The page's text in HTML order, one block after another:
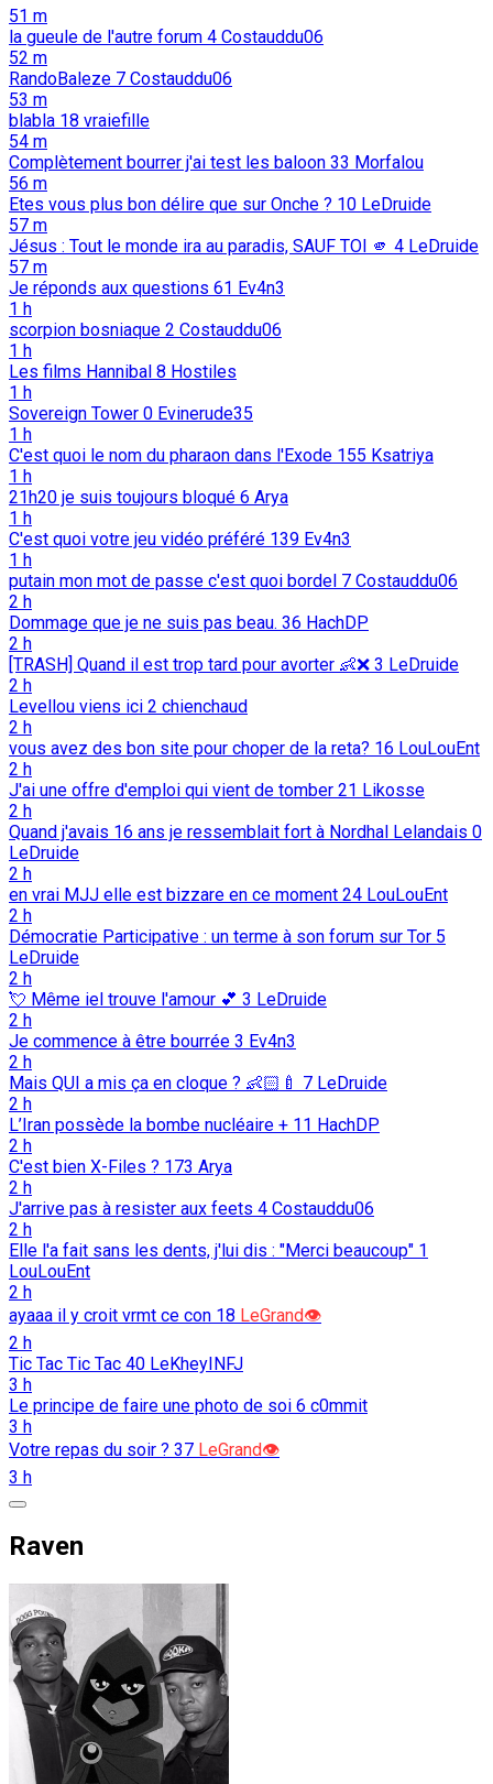
51 m
la gueule de l'autre forum 4 Costauddu06
52 m
RandoBaleze 7 Costauddu06
53 m
blabla 18 vraiefille
54 m
Complètement bourrer j'ai test les baloon 33 Morfalou
56 m
Etes vous plus bon délire que sur Onche ? 10 LeDruide
57 m
Jésus : Tout le monde ira au paradis, SAUF TOI 🫵️ 4 LeDruide
57 m
Je réponds aux questions 61 Ev4n3
1 h
scorpion bosniaque 2 Costauddu06
1 h
Les films Hannibal 8 Hostiles
1 h
Sovereign Tower 0 Evinerude35
1 h
C'est quoi le nom du pharaon dans l'Exode 155 Ksatriya
1 h
21h20 je suis toujours bloqué 6 Arya
1 h
C'est quoi votre jeu vidéo préféré 139 Ev4n3
1 h
putain mon mot de passe c'est quoi bordel 7 Costauddu06
2 h
Dommage que je ne suis pas beau. 36 HachDP
2 h
[TRASH] Quand il est trop tard pour avorter 👶️❌️ 3 LeDruide
2 h
Levellou viens ici 2 chienchaud
2 h
vous avez des bon site pour choper de la reta? 16 LouLouEnt
2 h
J'ai une offre d'emploi qui vient de tomber 21 Likosse
2 h
Quand j'avais 16 ans je ressemblait fort à Nordhal Lelandais 0
LeDruide
2 h
en vrai MJJ elle est bizzare en ce moment 24 LouLouEnt
2 h
Démocratie Participative : un terme à son forum sur Tor 5
LeDruide
2 h
💘️ Même iel trouve l'amour 💕️ 3 LeDruide
2 h
Je commence à être bourrée 3 Ev4n3
2 h
Mais QUI a mis ça en cloque ? 👶🏻🍼 7 LeDruide
2 h
L’Iran possède la bombe nucléaire + 11 HachDP
2 h
C'est bien X-Files ? 173 Arya
2 h
J'arrive pas à resister aux feets 4 Costauddu06
2 h
Elle l'a fait sans les dents, j'lui dis : "Merci beaucoup" 1
LouLouEnt
2 h
ayaaa il y croit vrmt ce con 18 LeGrand👁️
2 h
Tic Tac Tic Tac 40 LeKheyINFJ
3 h
Le principe de faire une photo de soi 6 c0mmit
3 h
Votre repas du soir ? 37 LeGrand👁️
3 h
Raven